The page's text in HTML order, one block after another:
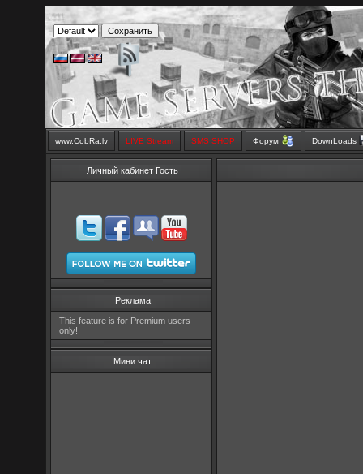
www.CobRa.lv LIVE Stream SMS SHOP Форум DownLoads
Личный кабинет Гость
Реклама
This feature is for Premium users
only!
Мини чат